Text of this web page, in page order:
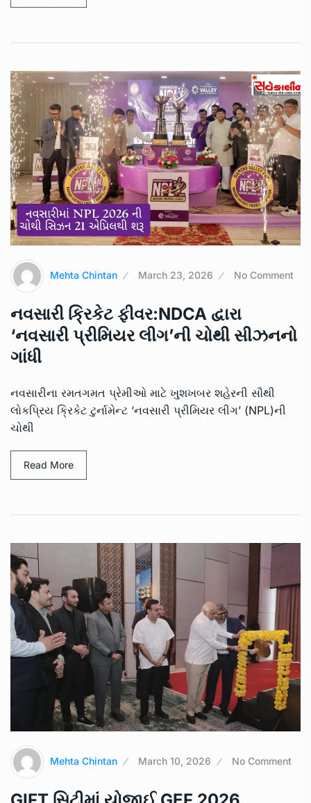
Mehta Chintan March 23, 2026 No Comment
નવસારી ક્રિકેટ ફીવર:NDCA દ્વારા
‘નવસારી પ્રીમિયર લીગ’ની ચોથી સીઝનનો
ગાંધી
નવસારીના રમતગમત પ્રેમીઓ માટે ખુશખબર શહેરની સૌથી
લોકપ્રિય ક્રિકેટ ટુર્નામેન્ટ ‘નવસારી પ્રીમિયર લીગ’ (NPL)ની
ચોથી
Read More
Mehta Chintan March 10, 2026 No Comment